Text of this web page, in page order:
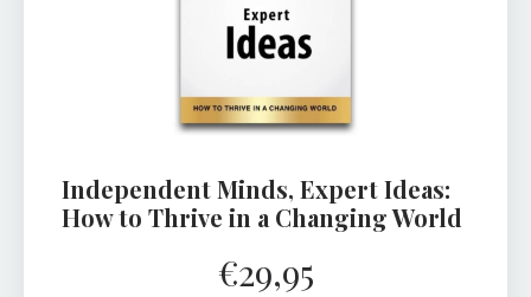
Independent Minds, Expert Ideas:
How to Thrive in a Changing World
€29,95